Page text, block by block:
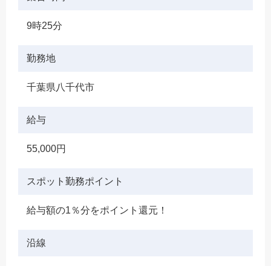
9時25分
勤務地
千葉県八千代市
給与
55,000円
スポット勤務ポイント
給与額の1％分をポイント還元！
沿線